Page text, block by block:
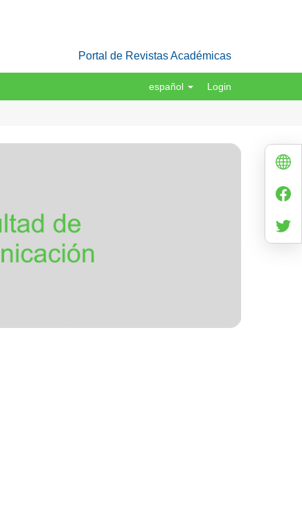
Portal de Revistas Académicas
español Login